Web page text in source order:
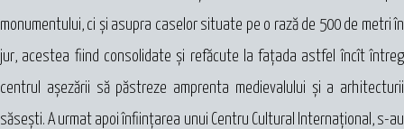
monumentului, ci şi asupra caselor situate pe o rază de 500 de metri în
jur, acestea fiind consolidate şi refăcute la faţada astfel încît întreg
centrul aşezării să păstreze amprenta medievalului şi a arhitecturii
săseşti. A urmat apoi înfiinţarea unui Centru Cultural Internaţional, s-au